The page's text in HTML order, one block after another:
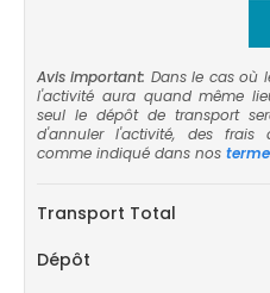
Avis important: Dans le cas où
l'activité aura quand même
seul le dépôt de transport
d'annuler l'activité, des frais
comme indiqué dans nos
Transport Total
Dépôt